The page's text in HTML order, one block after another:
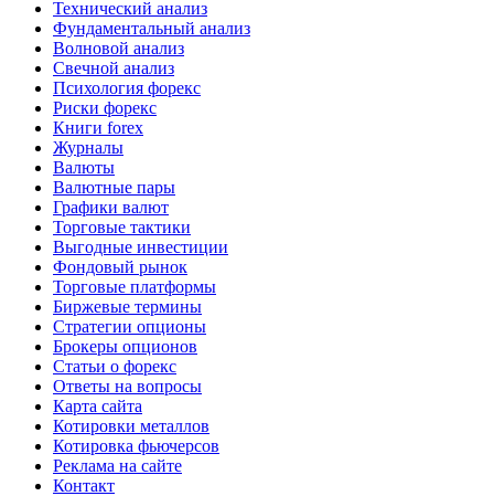
Технический анализ
Фундаментальный анализ
Волновой анализ
Свечной анализ
Психология форекс
Риски форекс
Книги forex
Журналы
Валюты
Валютные пары
Графики валют
Торговые тактики
Выгодные инвестиции
Фондовый рынок
Торговые платформы
Биржевые термины
Стратегии опционы
Брокеры опционов
Статьи о форекс
Ответы на вопросы
Карта сайта
Котировки металлов
Котировка фьючерсов
Реклама на сайте
Контакт